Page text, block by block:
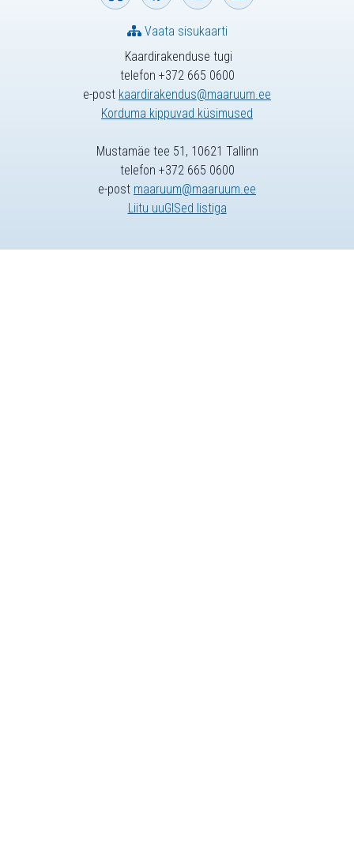
Kaardirakenduse tugi
telefon +372 665 0600
e-post kaardirakendus@maaruum.ee
Korduma kippuvad küsimused
Vaata sisukaarti
Mustamäe tee 51, 10621 Tallinn
telefon +372 665 0600
e-post maaruum@maaruum.ee
Liitu uuGISed listiga